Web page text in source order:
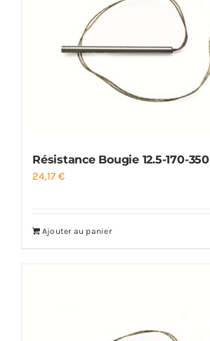
Résistance Bougie 12.5-170-350
24,17€
Ajouter au panier